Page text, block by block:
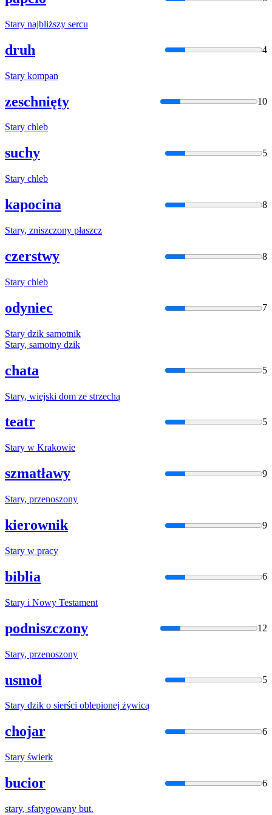
Stary najbliższy sercu
druh 4
Stary kompan
zeschnięty 10
Stary chleb
suchy 5
Stary chleb
kapocina 8
Stary, zniszczony płaszcz
czerstwy 8
Stary chleb
odyniec 7
Stary dzik samotnik
Stary, samotny dzik
chata 5
Stary, wiejski dom ze strzechą
teatr 5
Stary w Krakowie
szmatławy 9
Stary, przenoszony
kierownik 9
Stary w pracy
biblia 6
Stary i Nowy Testament
podniszczony 12
Stary, przenoszony
usmoł 5
Stary dzik o sierści oblepionej żywicą
chojar 6
Stary świerk
bucior 6
stary, sfatygowany but.